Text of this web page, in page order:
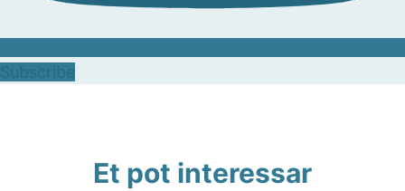
Et pot interessar